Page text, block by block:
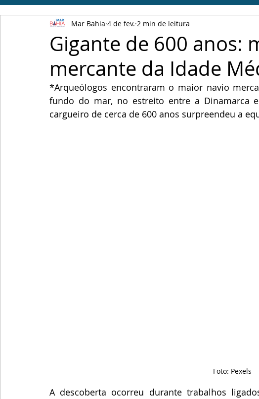
Curiosidades
Gigante de 600 anos:
mercante da Idade
Mar Bahia 4 de fev. 2 min de leitura
*Arqueólogos encontraram o maior navio
fundo do mar, no estreito entre a Dinamarca
cargueiro de cerca de 600 anos surpreendeu a
Foto: Pexels
A descoberta ocorreu durante trabalhos